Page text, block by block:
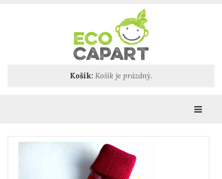
Košík: Košík je prázdný.